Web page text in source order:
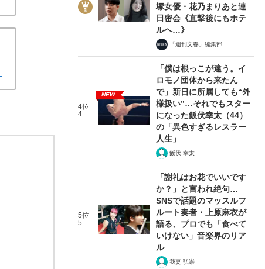
塚女優・花乃まりあと連
日密会《直撃後にもホテ
ルへ…》
「週刊文春」編集部
4位
4
NEW
「僕は根っこが違う。イ
ロモノ団体から来たん
で」新日に所属しても“外
様扱い”…それでもスター
になった飯伏幸太（44）
の「異色すぎるレスラー
人生」
飯伏 幸太
5位
5
「謝礼はお花でいいです
か？」と言われ絶句…
SNSで話題のマッスルフ
ルート奏者・上原麻衣が
語る、プロでも「食べて
いけない」音楽界のリア
ル
我妻 弘崇